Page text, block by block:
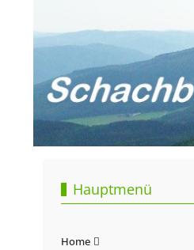
Hauptmenü
Home